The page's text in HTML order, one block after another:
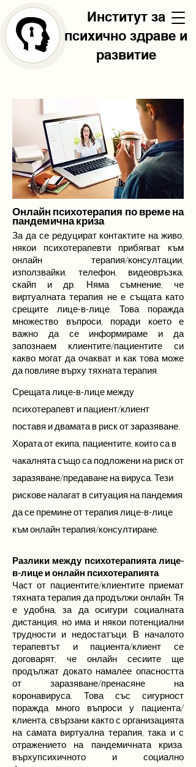
Институт за
психично здраве и
развитие
Онлайн психотерапия по време на
пандемична криза
За да се редуцират контактите на живо,
някои психотерапевти прибягват към
онлайн терапия/консултации,
използвайки, телефон, видеовръзка,
скайп и др. Няма съмнение, че
виртуалната терапия не е същата като
срещите лице-в-лице. Това поражда
множество въпроси, поради което е
важно да се информираме и да
запознаем клиентите/пациентите си
какво могат да очакват и как това може
да повлияе върху тяхната терапия.
Срещата лице-в-лице между
психотерапевт и пациент/клиент
поставя и двамата в риск от заразяване.
Хората от екипа, пациентите, които са в
чакалнята също са подложени на риск от
заразяване/предаване на вируса. Тези
рискове налагат в ситуация на пандемия
да се премине от терапия лице-в-лице
към онлайн терапия/консултиране.
Разлики между психотерапията лице-
в-лице и онлайн психотерапията
Част от пациентите/клиентите приемат
тяхната терапия да продължи онлайн. Тя
е удобна, за да осигури социалната
дистанция, но има и някои потенциални
трудности и недостатъци. В началото
терапевтът и пациента/клиент се
договарят, че онлайн сесиите ще
продължат докато намалее опасността
от заразяване/пренасяне на
коронавируса. Това със сигурност
поражда много въпроси у пациента/
клиента, свързани както с организацията
на самата виртуална терапия, така и с
отражението на пандемичната криза
върхупсихичното и социално